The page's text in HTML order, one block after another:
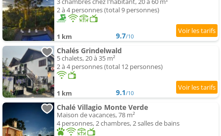
2 à 4 personnes (total 9 personnes)
1 km 9.7/10
Chalés Grindelwald
5 chalets, 20 à 35 m²
2 à 4 personnes (total 12 personnes)
1 km 9.1/10
Chalé Villagio Monte Verde
Maison de vacances, 78 m²
4 personnes, 2 chambres, 2 salles de bains